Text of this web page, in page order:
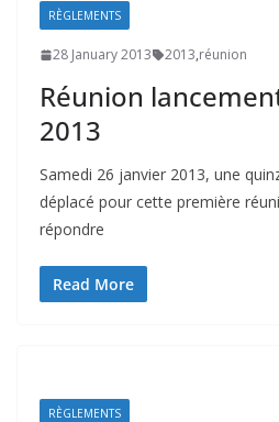
RÈGLEMENTS
28 January 2013 2013,réunion
Réunion
2013
Samedi 26 janvier 2013, une
déplacé pour cette première
répondre
Read More
RÈGLEMENTS